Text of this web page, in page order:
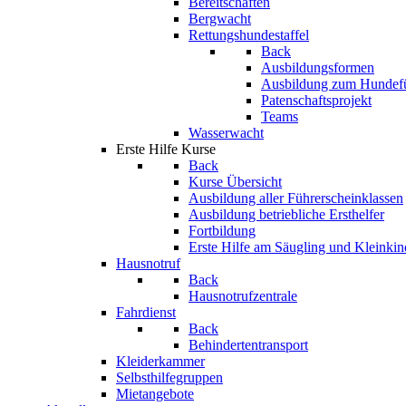
Bergwacht
Rettungshundestaffel
Back
Ausbildungsformen
Ausbildung zum
Patenschaftsprojekt
Teams
Wasserwacht
Erste Hilfe Kurse
Back
Kurse Übersicht
Ausbildung aller Führerscheinklassen
Ausbildung betriebliche Ersthelfer
Fortbildung
Erste Hilfe am Säugling und
Hausnotruf
Back
Hausnotrufzentrale
Fahrdienst
Back
Behindertentransport
Kleiderkammer
Selbsthilfegruppen
Mietangebote